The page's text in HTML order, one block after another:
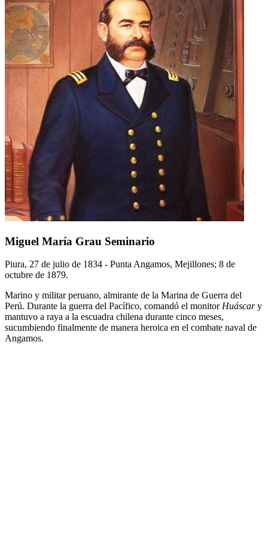
Miguel María Grau Seminario
Piura, 27 de julio de 1834 - Punta Angamos, Mejillones; 8 de
octubre de 1879.
Marino y militar peruano, almirante de la Marina de Guerra del
Perú. Durante la guerra del Pacífico, comandó el monitorHuáscary
mantuvo a raya a la escuadra chilena durante cinco meses,
sucumbiendo finalmente de manera heroica en el combate naval de
Angamos.